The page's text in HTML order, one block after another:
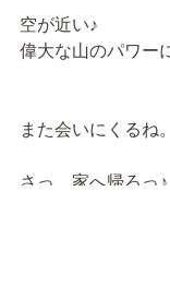
空が近い♪
偉大な山のパワー
また会いにくるね。
さっ、家へ帰ろっ♪